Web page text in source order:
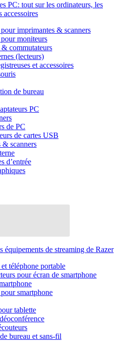
PC: tout sur les ordinateurs, les
accessoires
imprimantes & scanners
moniteurs
commutateurs
(lecteurs)
et accessoires
de bureau
PC
de PC
de cartes USB
& scanners
d’entrée
équipements de streaming de Razer
téléphone portable
pour écran de smartphone
smartphone
tablette
bureau et sans-fil